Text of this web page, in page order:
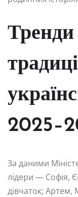
За даними
лідери — Софія,
дівчаток;